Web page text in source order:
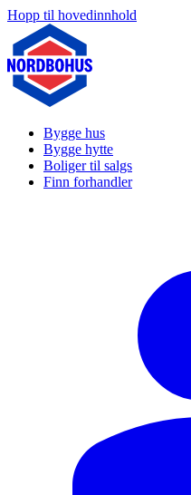
Hopp til hovedinnhold
Bygge hus
Bygge hytte
Boliger til salgs
Finn forhandler